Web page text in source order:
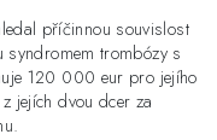
příčinnou souvislost
syndromem trombózy s
120 000 eur pro jejího
jejích dvou dcer za